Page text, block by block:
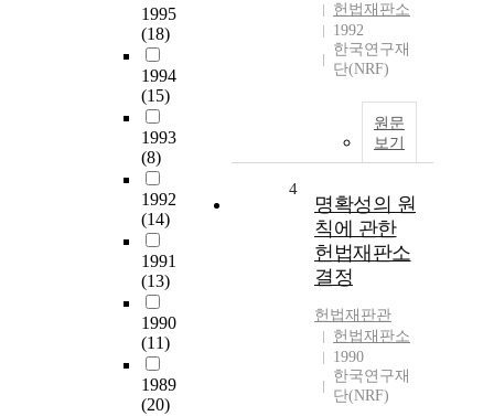
1995
(18)
1994
(15)
1993
(8)
1992
(14)
1991
(13)
1990
(11)
1989
(20)
헌법재판소
1992
한국연구재
단(NRF)
원문
보기
4
명확성의 원
칙에 관한
헌법재판소
결정
헌법재판관
헌법재판소
1990
한국연구재
단(NRF)